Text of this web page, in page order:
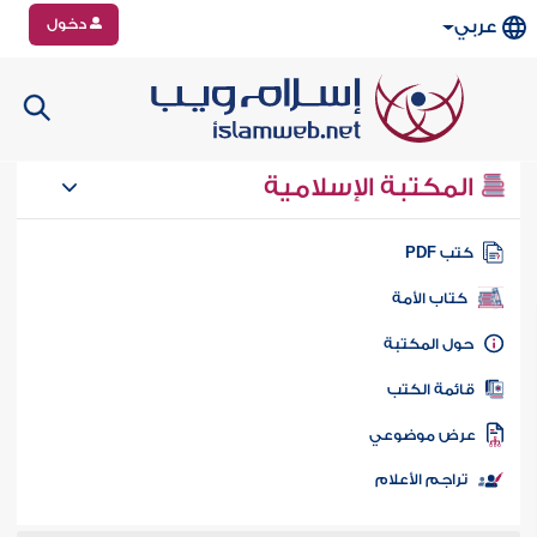
عربي دخول
المكتبة الإسلامية
كتب PDF
كتاب الأمة
المكتبة
الكتب
موضوعي